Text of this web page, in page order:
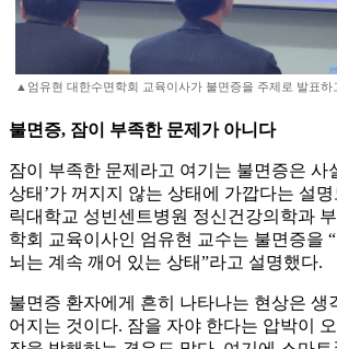
▲엄유현 대한수면학회 교육이사가 불면증을 주제로 발표하
불면증, 잠이 부족한 문제가 아니다
잠이 부족한 문제라고 여기는 불면증은 사
상태’가 꺼지지 않는 상태에 가깝다는 설
릭대학교 성빈센트병원 정신건강의학과
학회 교육이사인 엄유현 교수는 불면증을
뇌는 계속 깨어 있는 상태”라고 설명했다.
불면증 환자에게 흔히 나타나는 현상은 생
어지는 것이다. 잠을 자야 한다는 압박이